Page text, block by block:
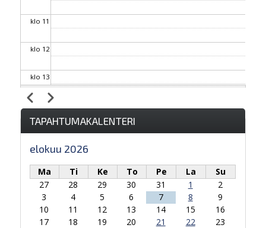
klo 11
klo 12
klo 13
klo 14
klo 15
klo 17
Sivutus
EdellinenSeuraava
TAPAHTUMAKALENTERI
elokuu 2026
Ma Ti Ke To Pe La
Su
27
28 29 30 31 1
2
3
4 5 6 7 8
9
10
11 12 13 14 15
16
17
18 19 20 21 22
23